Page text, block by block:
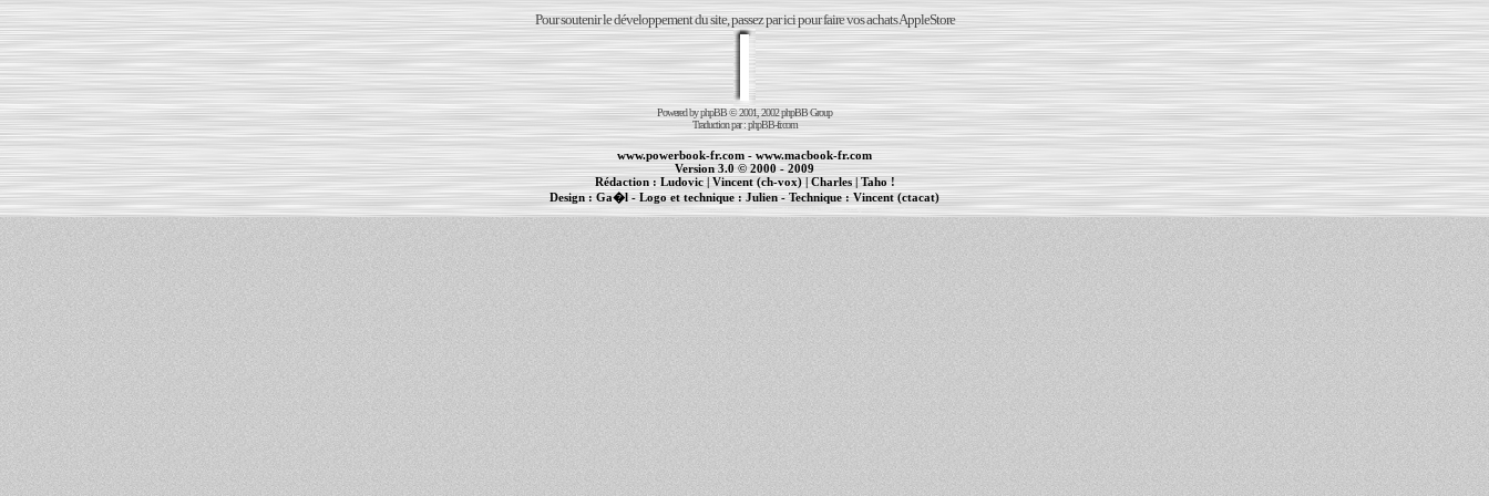
Pour soutenir le développement du site, passez par ici pour faire vos achats AppleStore
Powered byphpBB© 2001, 2002 phpBB Group
Traduction par :phpBB-fr.com
www.powerbook-fr.com - www.macbook-fr.com
Version 3.0 © 2000 - 2009
Rédaction : Ludovic|Vincent (ch-vox)| Charles|Taho !
Design :Ga�l - Logo et technique : Julien - Technique :Vincent (ctacat)
| | cr�ation de sites Internet